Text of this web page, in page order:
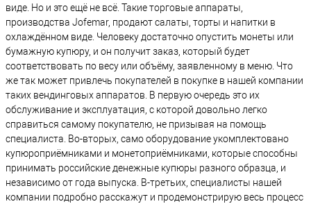
виде. Но и это ещё не всё. Такие торговые аппараты,
производства Jofemar, продают салаты, торты и напитки в
охлаждённом виде. Человеку достаточно опустить монеты или
бумажную купюру, и он получит заказ, который будет
соответствовать по весу или объёму, заявленному в меню. Что
же так может привлечь покупателей в покупке в нашей компании
таких вендинговых аппаратов. В первую очередь это их
обслуживание и эксплуатация, с которой довольно легко
справиться самому покупателю, не призывая на помощь
специалиста. Во-вторых, само оборудование укомплектовано
купюроприёмниками и монетоприёмниками, которые способны
принимать российские денежные купюры разного образца, и
независимо от года выпуска. В-третьих, специалисты нашей
компании подробно расскажут и продемонстрирую весь процесс